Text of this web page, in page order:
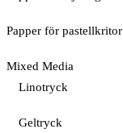
Papper för pastellkritor
Mixed Media
Linotryck
Geltryck